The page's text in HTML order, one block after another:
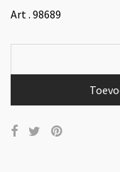
Art . 98689